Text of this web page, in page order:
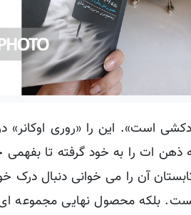
است». این را «روری اوکانر»
ات را به خود گرفته تا
آن را می خوانی دنبال
بلکه محصول نهایی مجموعه ای